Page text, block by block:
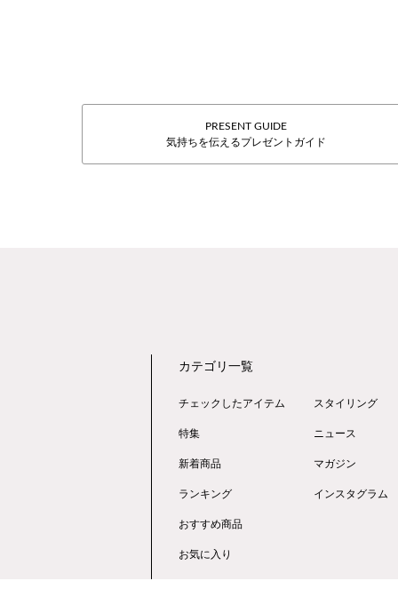
PRESENT GUIDE
気持ちを伝えるプレゼントガイド
カテゴリ一覧
チェックしたアイテム
特集
新着商品
ランキング
おすすめ商品
お気に入り
スタイリング
ニュース
マガジン
インスタグラム